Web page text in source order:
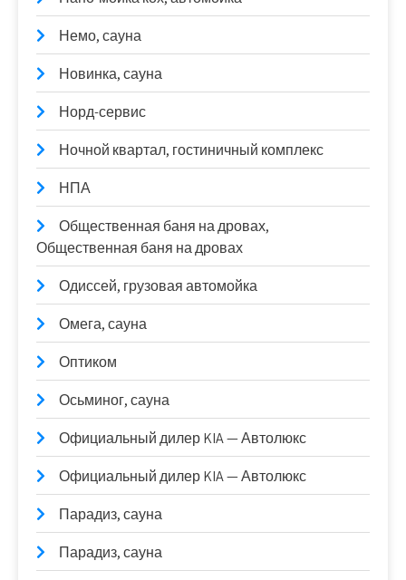
Немо, сауна
Новинка, сауна
Норд-сервис
Ночной квартал, гостиничный комплекс
НПА
Общественная баня на дровах,
Общественная баня на дровах
Одиссей, грузовая автомойка
Омега, сауна
Оптиком
Осьминог, сауна
Официальный дилер KIA — Автолюкс
Официальный дилер KIA — Автолюкс
Парадиз, сауна
Парадиз, сауна